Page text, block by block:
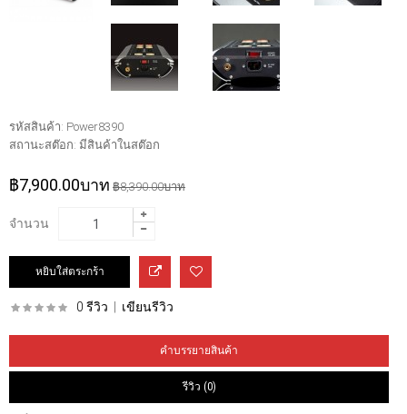
รหัสสินค้า: Power8390
สถานะสต๊อก: มีสินค้าในสต๊อก
฿7,900.00บาท ฿8,390.00บาท
จำนวน
0 รีวิว เขียนรีวิว
คำบรรยายสินค้า
รีวิว (0)